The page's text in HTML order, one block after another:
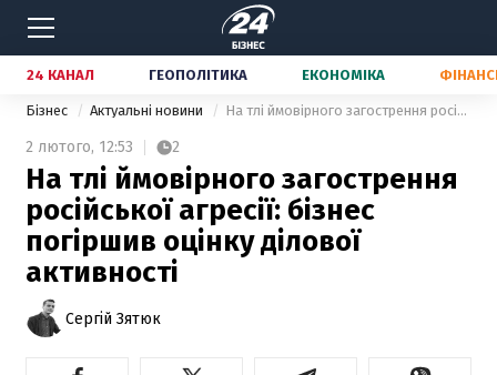
24 КАНАЛ ГЕОПОЛІТИКА ЕКОНОМІКА
Бізнес Актуальні новини На тлі ймовірного загострення російської агресії: бізнес погіршив оцінку ділової активності
2 лютого, 12:53 2
На тлі ймовірного загострення
російської агресії: бізнес
погіршив оцінку ділової
активності
Сергій Зятюк